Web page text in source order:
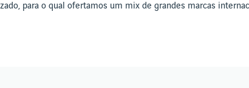
para o qual ofertamos um mix de grandes marcas